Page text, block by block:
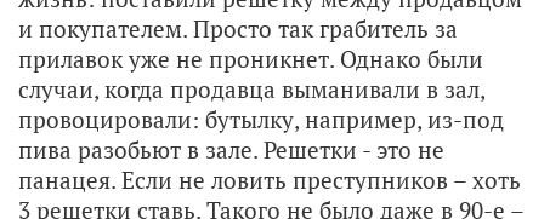
и покупателем. Просто так грабитель за
прилавок уже не проникнет. Однако были
случаи, когда продавца выманивали в зал,
провоцировали: бутылку, например, из-под
пива разобьют в зале. Решетки - это не
панацея. Если не ловить преступников – хоть
3 решетки ставь. Такого не было даже в 90-е –